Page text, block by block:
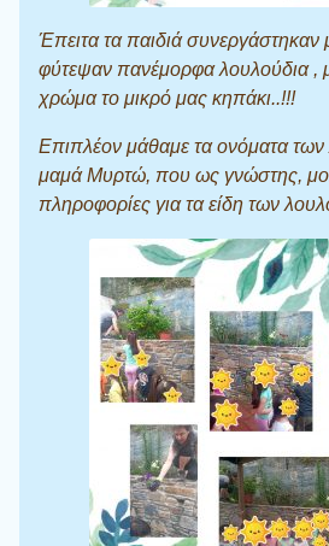
Έπειτα τα παιδιά συνεργάστηκαν
φύτεψαν πανέμορφα λουλούδια ,
χρώμα το μικρό μας κηπάκι..!!!
Επιπλέον μάθαμε τα ονόματα
μαμά Μυρτώ, που ως γνώστης,
πληροφορίες για τα είδη των